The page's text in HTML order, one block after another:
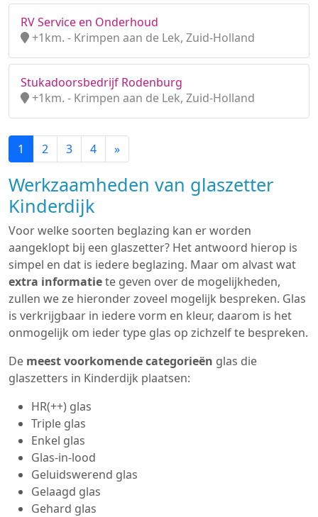
RV Service en Onderhoud
+1km. - Krimpen aan de Lek, Zuid-Holland
Stukadoorsbedrijf Rodenburg
+1km. - Krimpen aan de Lek, Zuid-Holland
1 2 3 4 »
Werkzaamheden van glaszetter
Kinderdijk
Voor welke soorten beglazing kan er worden
aangeklopt bij een glaszetter? Het antwoord hierop is
simpel en dat is iedere beglazing. Maar om alvast wat
extra informatiete geven over de mogelijkheden,
zullen we ze hieronder zoveel mogelijk bespreken. Glas
is verkrijgbaar in iedere vorm en kleur, daarom is het
onmogelijk om ieder type glas op zichzelf te bespreken.
De meest voorkomende categorieën glas die
glaszetters in Kinderdijk plaatsen:
HR(++) glas
Triple glas
Enkel glas
Glas-in-lood
Geluidswerend glas
Gelaagd glas
Gehard glas